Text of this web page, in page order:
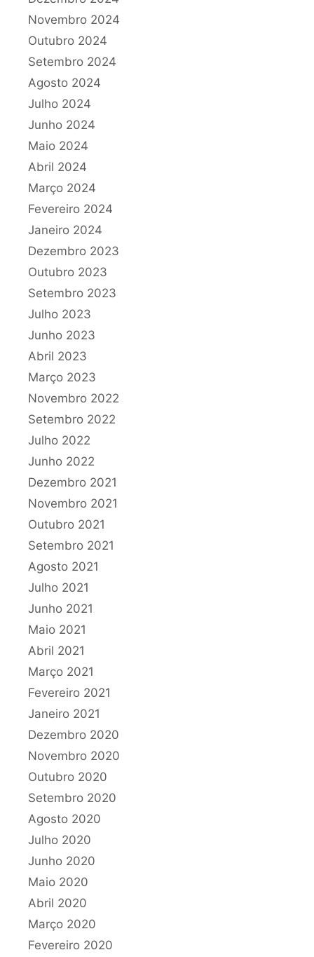
Novembro 2024
Outubro 2024
Setembro 2024
Agosto 2024
Julho 2024
Junho 2024
Maio 2024
Abril 2024
Março 2024
Fevereiro 2024
Janeiro 2024
Dezembro 2023
Outubro 2023
Setembro 2023
Julho 2023
Junho 2023
Abril 2023
Março 2023
Novembro 2022
Setembro 2022
Julho 2022
Junho 2022
Dezembro 2021
Novembro 2021
Outubro 2021
Setembro 2021
Agosto 2021
Julho 2021
Junho 2021
Maio 2021
Abril 2021
Março 2021
Fevereiro 2021
Janeiro 2021
Dezembro 2020
Novembro 2020
Outubro 2020
Setembro 2020
Agosto 2020
Julho 2020
Junho 2020
Maio 2020
Abril 2020
Março 2020
Fevereiro 2020